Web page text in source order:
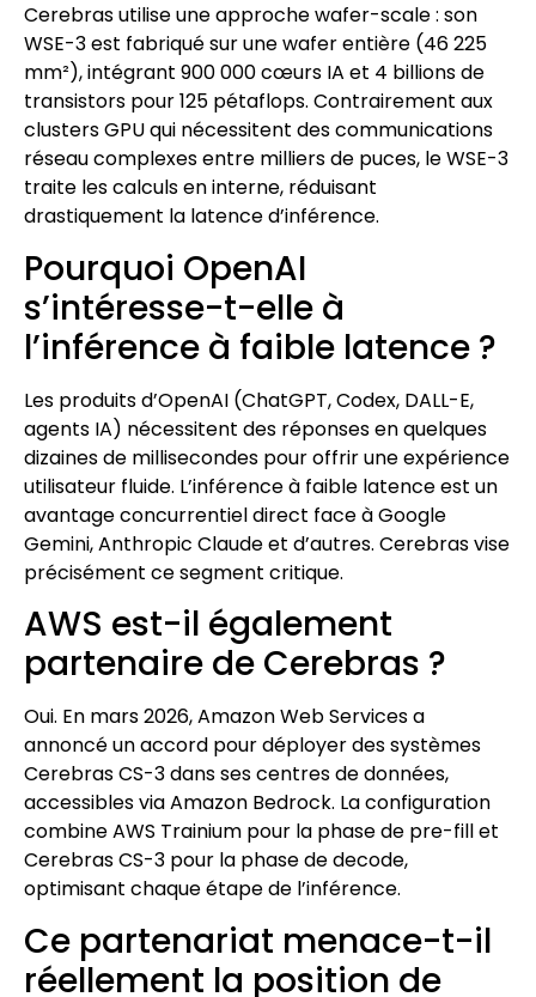
Cerebras utilise une approche wafer-scale : son
WSE-3 est fabriqué sur une wafer entière (46 225
mm²), intégrant 900 000 cœurs IA et 4 billions de
transistors pour 125 pétaflops. Contrairement aux
clusters GPU qui nécessitent des communications
réseau complexes entre milliers de puces, le WSE-3
traite les calculs en interne, réduisant
drastiquement la latence d’inférence.
Pourquoi OpenAI
s’intéresse-t-elle à
l’inférence à faible latence ?
Les produits d’OpenAI (ChatGPT, Codex, DALL-E,
agents IA) nécessitent des réponses en quelques
dizaines de millisecondes pour offrir une expérience
utilisateur fluide. L’inférence à faible latence est un
avantage concurrentiel direct face à Google
Gemini, Anthropic Claude et d’autres. Cerebras vise
précisément ce segment critique.
AWS est-il également
partenaire de Cerebras ?
Oui. En mars 2026, Amazon Web Services a
annoncé un accord pour déployer des systèmes
Cerebras CS-3 dans ses centres de données,
accessibles via Amazon Bedrock. La configuration
combine AWS Trainium pour la phase de pre-fill et
Cerebras CS-3 pour la phase de decode,
optimisant chaque étape de l’inférence.
Ce partenariat menace-t-il
réellement la position de